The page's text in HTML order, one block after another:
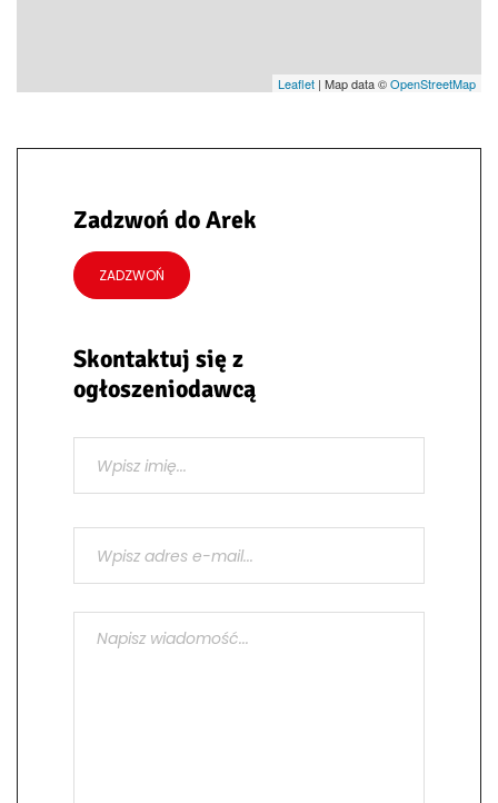
Leaflet | Map data ©OpenStreetMap
Zadzwoń do Arek
ZADZWOŃ
Skontaktuj się z
ogłoszeniodawcą